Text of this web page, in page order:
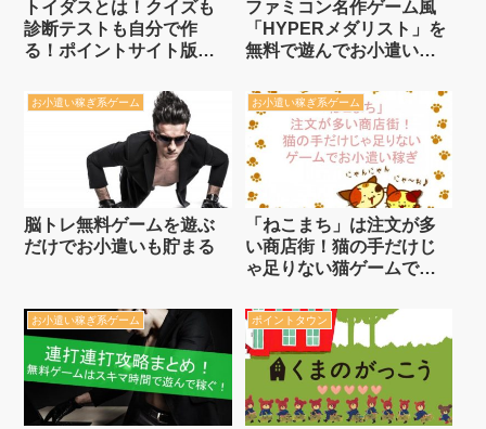
トイダスとは！クイズも
診断テストも自分で作
る！ポイントサイト版は
ファミコン名作ゲーム風
「HYPERメダリスト」を
無料で遊んでお小遣い稼
お小遣い稼ぎ系ゲーム
脳トレ無料ゲームを遊ぶ
だけでお小遣いも貯まる
お小遣い稼ぎ系ゲーム
「ねこまち」は注文が多
い商店街！猫の手だけじ
ゃ足りない猫ゲームでお
お小遣い稼ぎ系ゲーム ポイントタウン